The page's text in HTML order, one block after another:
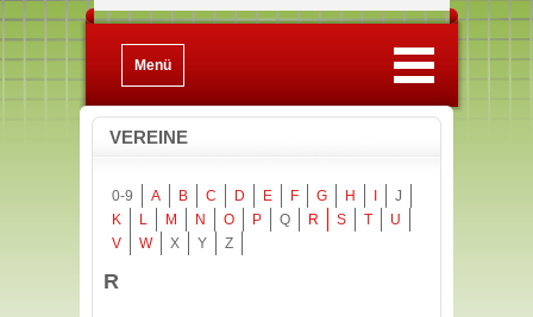
Menü
VEREINE
0-9 A B C D E F G H
J
K
L M N O P Q R S T
U
V
W X Y Z
R